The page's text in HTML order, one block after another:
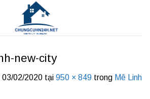
new-city
03/02/2020 tại 950 × 849 trong Mê Linh